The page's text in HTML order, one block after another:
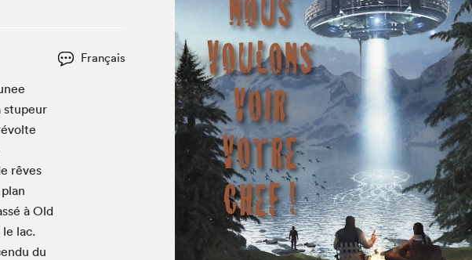
Metropolis
Le Salon dans la ville, espace
organisateur⋅rice
> SLM Pro
Français
stu­peur
rêves
à Old
lac.
du